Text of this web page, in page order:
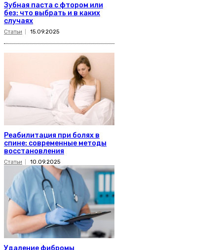
Зубная паста с фтором или
без: что выбрать и в каких
случаях
Статьи 15.09.2025
Реабилитация при болях в
спине: современные методы
восстановления
Статьи 10.09.2025
Удаление фибромы